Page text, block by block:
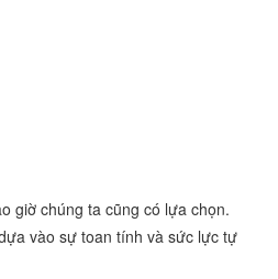
giờ chúng ta cũng có lựa chọn.
vào sự toan tính và sức lực tự